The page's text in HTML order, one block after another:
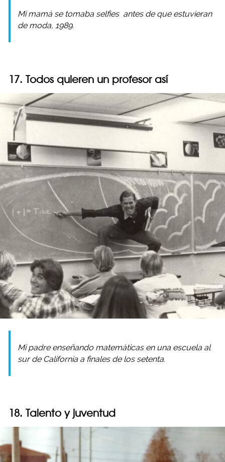
Mi mamá se tomaba selfies antes de que estuvieran
de moda, 1989.
17. Todos quieren un profesor así
Mi padre enseñando matemáticas en una escuela al
sur de California a finales de los setenta.
18. Talento y juventud